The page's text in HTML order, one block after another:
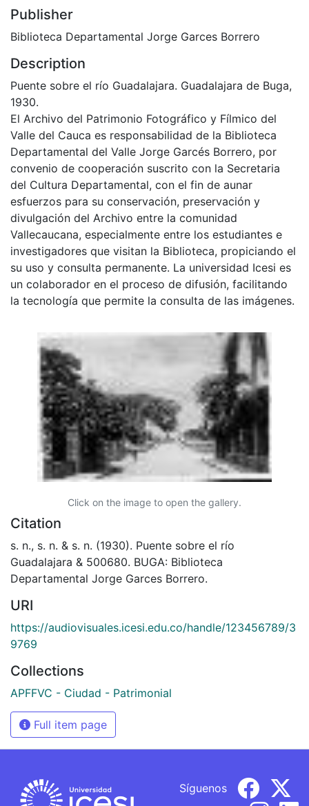
Publisher
Biblioteca Departamental Jorge Garces Borrero
Description
Puente sobre el río Guadalajara. Guadalajara de Buga,
1930.
El Archivo del Patrimonio Fotográfico y Fílmico del
Valle del Cauca es responsabilidad de la Biblioteca
Departamental del Valle Jorge Garcés Borrero, por
convenio de cooperación suscrito con la Secretaria
del Cultura Departamental, con el fin de aunar
esfuerzos para su conservación, preservación y
divulgación del Archivo entre la comunidad
Vallecaucana, especialmente entre los estudiantes e
investigadores que visitan la Biblioteca, propiciando el
su uso y consulta permanente. La universidad Icesi es
un colaborador en el proceso de difusión, facilitando
la tecnología que permite la consulta de las imágenes.
Click on the image to open the gallery.
Citation
s. n., s. n. & s. n. (1930). Puente sobre el río
Guadalajara & 500680. BUGA: Biblioteca
Departamental Jorge Garces Borrero.
URI
https://audiovisuales.icesi.edu.co/handle/123456789/3
9769
Collections
APFFVC - Ciudad - Patrimonial
Full item page
Síguenos